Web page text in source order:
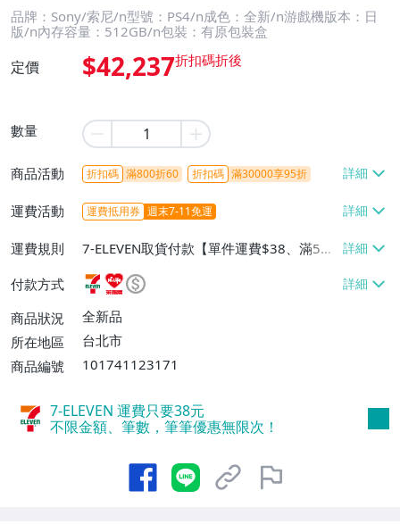
品牌：Sony/索尼/n型號：PS4/n成色：全新/n游戲機版本：日
版/n內存容量：512GB/n包裝：有原包裝盒
定價 $42,237
數量
商品活動 折扣碼 滿800折60 折扣碼 滿30000享95折
運費活動 運費抵用券 週末7-11免運
運費規則
7-ELEVEN取貨付款【單件運費$38、滿5件
或消費滿$1299免運費】、7-ELEVEN取貨
不付款【免運費】、萊爾富取貨付款【單件
運費$60、滿5件或消費滿$1299免運
費】、宅配/貨運【單件運費$120、滿5件
付款方式
商品狀況
全新品
所在地區
台北市
商品編號
101741123171
7-ELEVEN 運費只要38元
不限金額、筆數，筆筆優惠無限次！